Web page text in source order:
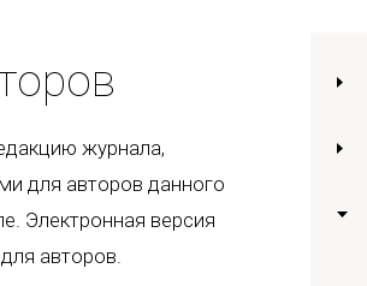
журнала,
для авторов данного
Электронная версия
авторов.